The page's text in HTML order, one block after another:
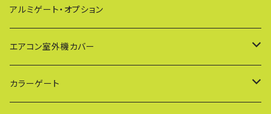
EXG（傾斜地対応アルミゲート）
PXG（EXG廉価版/傾斜地対応アルミゲート）
BXGシリーズ（傾斜地対応/家庭用アルミゲート）
アルミゲート・オプション
エアコン室外機カバー
通常サイズ KB90
カラーゲート